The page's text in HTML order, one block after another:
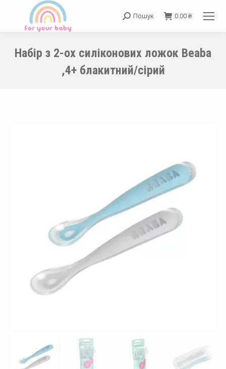
Search:
Пошук 0.00 ₴
Набір з 2-ох силіконових ложок Beaba
,4+ блакитний/сірий